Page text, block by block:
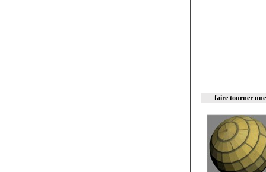
faire tourner